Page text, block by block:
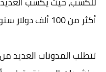
أكثر من 100 ألف دولار سنويًا.
تتطلب المدونات العديد